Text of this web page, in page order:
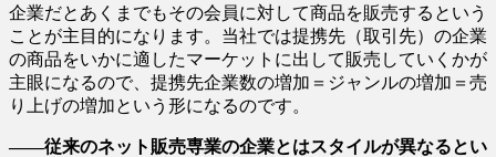
企業だとあくまでもその会員に対して商品を販売するという
ことが主目的になります。当社では提携先（取引先）の企業
の商品をいかに適したマーケットに出して販売していくかが
主眼になるので、提携先企業数の増加＝ジャンルの増加＝売
り上げの増加という形になるのです。
――従来のネット販売専業の企業とはスタイルが異なるとい